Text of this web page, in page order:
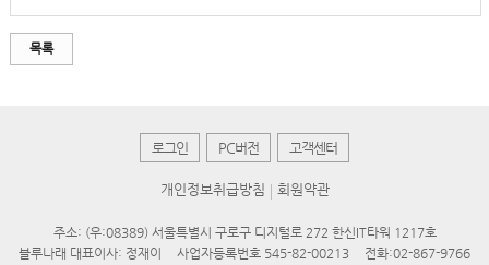
목록
로그인 PC버전 고객센터
개인정보취급방침 회원약관
주소: (우:08389) 서울특별시 구로구 디지털로 272 한신IT타워 1217호
블루나래 대표이사: 정재이
사업자등록번호 545-82-00213 전화:02-867-9766